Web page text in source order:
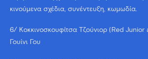
κινούμενα σχέδια, συνέντευξη, κωμωδία.
6/ Κοκκινοσκουφίτσα Τζούνιορ (Red Junior
Γουίνι Γου